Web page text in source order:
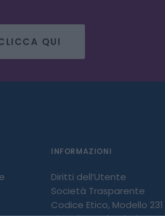
QUI
INFORMAZIONI
Diritti dell’Utente
Società Trasparente
Codice Etico, Modello